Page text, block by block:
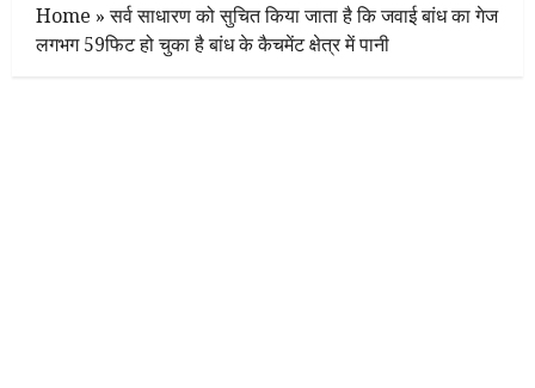
Home »सर्व साधारण को सुचित किया जाता है कि जवाई बांध का गेज
लगभग 59फिट हो चुका है बांध के कैचमेंट क्षेत्र में पानी